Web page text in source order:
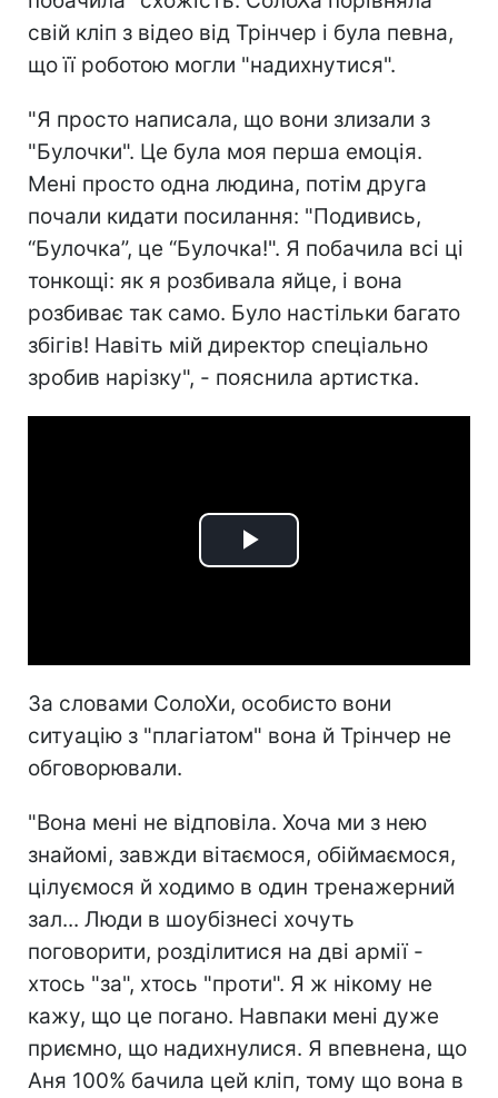
свій кліп з відео від Трінчер і була певна,
що її роботою могли "надихнутися".
"Я просто написала, що вони злизали з
"Булочки". Це була моя перша емоція.
Мені просто одна людина, потім друга
почали кидати посилання: "Подивись,
“Булочка”, це “Булочка!". Я побачила всі ці
тонкощі: як я розбивала яйце, і вона
розбиває так само. Було настільки багато
збігів! Навіть мій директор спеціально
зробив нарізку", - пояснила артистка.
Play
За словами СолоХи, особисто вони
ситуацію з "плагіатом" вона й Трінчер не
обговорювали.
"Вона мені не відповіла. Хоча ми з нею
знайомі, завжди вітаємося, обіймаємося,
цілуємося й ходимо в один тренажерний
зал... Люди в шоубізнесі хочуть
поговорити, розділитися на дві армії -
хтось "за", хтось "проти". Я ж нікому не
кажу, що це погано. Навпаки мені дуже
приємно, що надихнулися. Я впевнена, що
Аня 100% бачила цей кліп, тому що вона в